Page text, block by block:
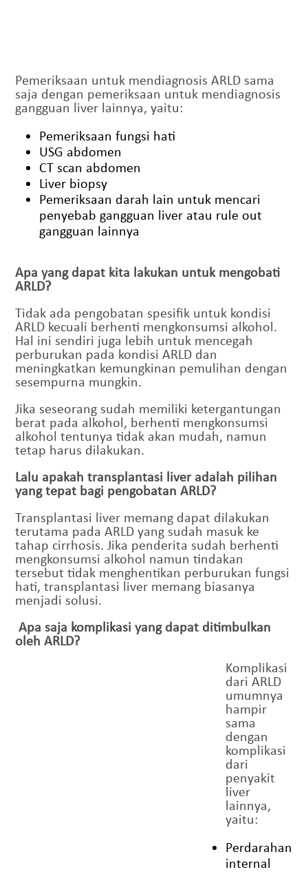
Pemeriksaan untuk mendiagnosis ARLD sama
saja dengan pemeriksaan untuk mendiagnosis
gangguan liver lainnya, yaitu:
Pemeriksaan fungsi hati
USG abdomen
CT scan abdomen
Liver biopsy
Pemeriksaan darah lain untuk mencari
penyebab gangguan liver atau rule out
gangguan lainnya
Apa yang dapat kita lakukan untuk mengobati
ARLD?
Tidak ada pengobatan spesifik untuk kondisi
ARLD kecuali berhenti mengkonsumsi alkohol.
Hal ini sendiri juga lebih untuk mencegah
perburukan pada kondisi ARLD dan
meningkatkan kemungkinan pemulihan dengan
sesempurna mungkin.
Jika seseorang sudah memiliki ketergantungan
berat pada alkohol, berhenti mengkonsumsi
alkohol tentunya tidak akan mudah, namun
tetap harus dilakukan.
Lalu apakah transplantasi liver adalah pilihan
yang tepat bagi pengobatan ARLD?
Transplantasi liver memang dapat dilakukan
terutama pada ARLD yang sudah masuk ke
tahap cirrhosis. Jika penderita sudah berhenti
mengkonsumsi alkohol namun tindakan
tersebut tidak menghentikan perburukan fungsi
hati, transplantasi liver memang biasanya
menjadi solusi.
Apa saja komplikasi yang dapat ditimbulkan
oleh ARLD?
Komplikasi
dari ARLD
umumnya
hampir
sama
dengan
komplikasi
dari
penyakit
liver
lainnya,
yaitu:
Perdarahan
internal